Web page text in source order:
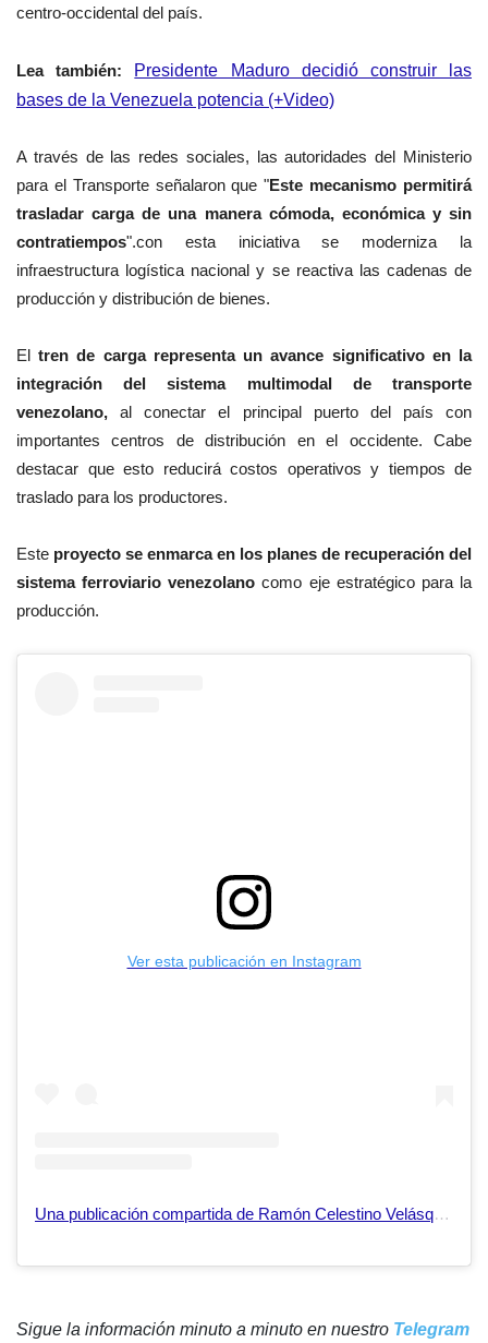
centro-occidental del país.
Lea también: Presidente Maduro decidió construir las
bases de la Venezuela potencia (+Video)
A través de las redes sociales, las autoridades del Ministerio
para el Transporte señalaron que "Este mecanismo permitirá
trasladar carga de una manera cómoda, económica y sin
contratiempos".con esta iniciativa se moderniza la
infraestructura logística nacional y se reactiva las cadenas de
producción y distribución de bienes.
Eltren de carga representa un avance significativo en la
integración del sistema multimodal de transporte
venezolano, al conectar el principal puerto del país con
importantes centros de distribución en el occidente. Cabe
destacar que esto reducirá costos operativos y tiempos de
traslado para los productores.
Este proyecto se enmarca en los planes de recuperación del
sistema ferroviario venezolano como eje estratégico para la
producción.
Ver esta publicación en Instagram
Una publicación compartida de Ramón Celestino Velásquez Araguayán (@rvaraguayan)
Sigue la información minuto a minuto en nuestro Telegram